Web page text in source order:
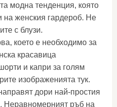
модна тенденция, която
на женския гардероб. Не
с блузи.
което е необходимо за
красавица
и капри за голям
изображенията тук.
дори най-простия
Неравномерният ръб на